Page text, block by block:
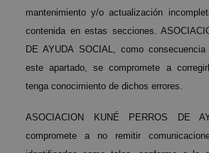
mantenimiento y/o actualización
contenida en estas secciones.
DE AYUDA SOCIAL, como
este apartado, se compromete a
tenga conocimiento de dichos errores.
ASOCIACION KUNÉ PERROS DE
compromete a no remitir